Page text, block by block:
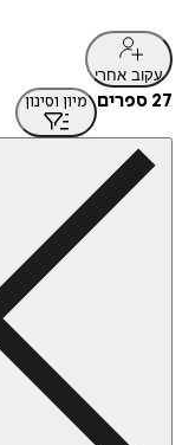
עקוב אחרי
27 ספרים מיון וסינון